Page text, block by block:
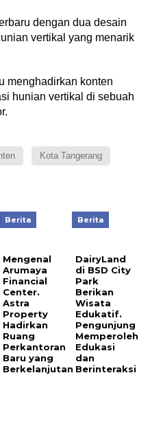
dengan dua desain
vertikal yang menarik
menghadirkan konten
hunian vertikal di sebuah
Kota Tangerang
Berita
Mengenal
Arumaya
Financial
Center.
Astra
Property
Hadirkan
Ruang
Perkantoran
Baru yang
Berkelanjutan
Berita
DairyLand
di BSD City
Park
Berikan
Wisata
Edukatif.
Pengunjung
Memperoleh
Edukasi
dan
Berinteraksi